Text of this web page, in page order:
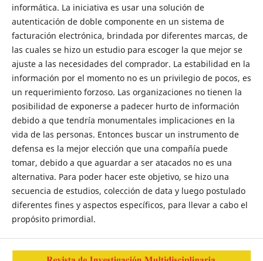
informática. La iniciativa es usar una solución de
autenticación de doble componente en un sistema de
facturación electrónica, brindada por diferentes marcas, de
las cuales se hizo un estudio para escoger la que mejor se
ajuste a las necesidades del comprador. La estabilidad en la
información por el momento no es un privilegio de pocos, es
un requerimiento forzoso. Las organizaciones no tienen la
posibilidad de exponerse a padecer hurto de información
debido a que tendría monumentales implicaciones en la
vida de las personas. Entonces buscar un instrumento de
defensa es la mejor elección que una compañía puede
tomar, debido a que aguardar a ser atacados no es una
alternativa. Para poder hacer este objetivo, se hizo una
secuencia de estudios, colección de data y luego postulado
diferentes fines y aspectos específicos, para llevar a cabo el
propósito primordial.